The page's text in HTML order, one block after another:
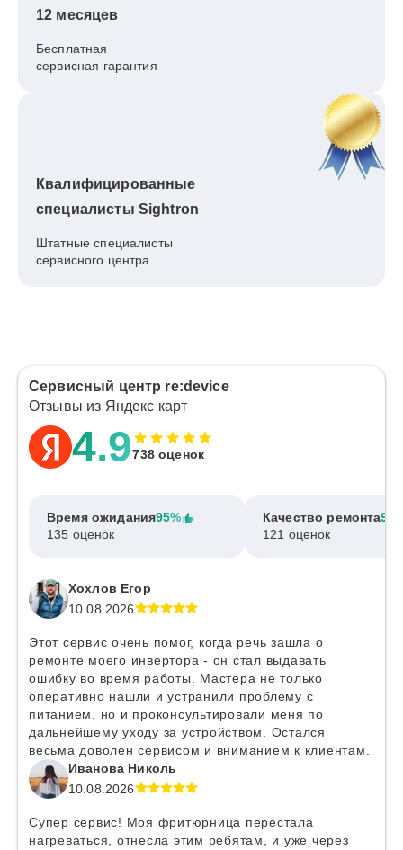
12 месяцев
Бесплатная
сервисная гарантия
Квалифицированные
специалисты Sightron
Штатные специалисты
сервисного центра
Сервисный центр re:device
Отзывы из Яндекс карт
4.9738 оценок
Время ожидания95%
135 оценок
Качество ремонта
121 оценок
Хохлов Егор
10.08.2026
Этот сервис очень помог, когда речь зашла о
ремонте моего инвертора - он стал выдавать
ошибку во время работы. Мастера не только
оперативно нашли и устранили проблему с
питанием, но и проконсультировали меня по
дальнейшему уходу за устройством. Остался
весьма доволен сервисом и вниманием к клиентам.
Иванова Николь
10.08.2026
Супер сервис! Моя фритюрница перестала
нагреваться, отнесла этим ребятам, и уже через